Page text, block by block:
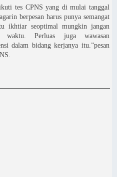
tes CPNS yang di mulai tanggal
berpesan harus punya semangat
ikhtiar seoptimal mungkin jangan
Perluas juga wawasan
dalam bidang kerjanya itu.”pesan